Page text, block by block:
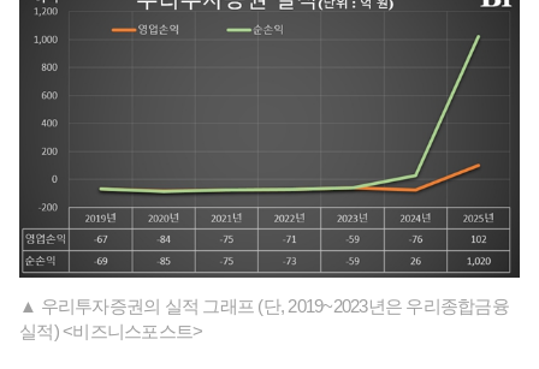
▲ 우리투자증권의 실적 그래프 (단, 2019~2023년은 우리종합금융
실적) <비즈니스포스트>